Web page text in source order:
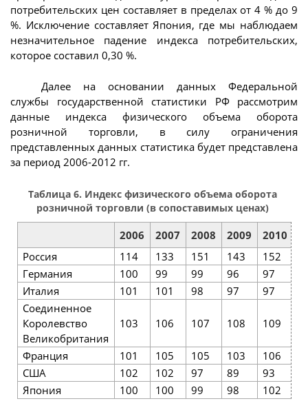
потребительских цен составляет в пределах от 4 % до 9
%. Исключение составляет Япония, где мы наблюдаем
незначительное падение индекса потребительских,
которое составил 0,30 %.
Далее на основании данных Федеральной
службы государственной статистики РФ рассмотрим
данные индекса физического объема оборота
розничной торговли, в силу ограничения
представленных данных статистика будет представлена
за период 2006-2012 гг.
Таблица 6. Индекс физического объема оборота
розничной торговли (в сопоставимых ценах)
2006 2007 2008 2009 2010
Россия
114 133 151 143 152
Германия
100 99 99 96 97
Италия
101 101 98 97 97
Соединенное
Королевство
Великобритания
103 106 107 108 109
Франция 101 105 105 103 106
США
102 102 97 89 93
Япония
100 100 99 98 102